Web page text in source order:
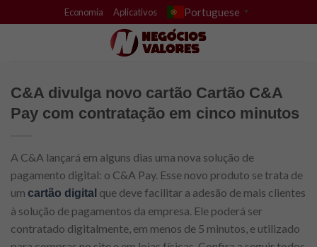
to
Economia Aplicativos Portuguese ▼
C&A divulga novo cartão Cartão C&A
Pay com contratação em cinco minutos
A C&A lançará em alguns dias uma nova solução de
pagamento digital: o C&A Pay. Esse novo produto se trata de
um cartão digital que deve facilitar a adesão de mais clientes
à solução de pagamentos da empresa. Ele poderá ser
contratado digitalmente, em menos de 5 minutos, e utilizado